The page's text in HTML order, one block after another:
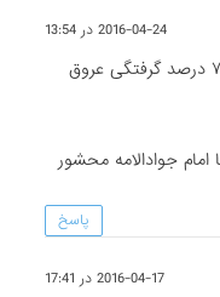
2016-04-24 در 13:54
سلام. پدرم ۵ روز پیش با ۷۰ درصد گرفتگی عروق
امام جوادالامه محشور
پاسخ
2016-04-17 در 17:41